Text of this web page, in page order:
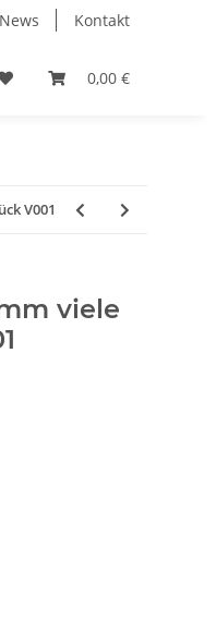
News Kontakt
0,00 €
V001
viele